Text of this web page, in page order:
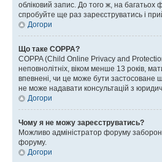
обліковий запис. До того ж, на
спробуйте ще раз зареєструватись і
Догори
Що таке COPPA?
COPPA (Child Online Privacy and
неповнолітніх, віком менше 13 років,
впевнені, чи це може бути застосоване
не може надавати консультацій з
Догори
Чому я не можу зареєструватись?
Можливо адміністратор форуму
форуму.
Догори